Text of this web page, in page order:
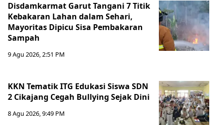
Disdamkarmat Garut Tangani 7 Titik
Kebakaran Lahan dalam Sehari,
Mayoritas Dipicu Sisa Pembakaran
Sampah
9 Agu 2026, 2:51 PM
KKN Tematik ITG Edukasi Siswa SDN
2 Cikajang Cegah Bullying Sejak Dini
8 Agu 2026, 9:49 PM